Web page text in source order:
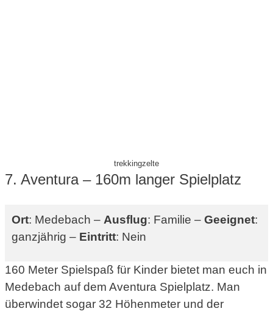
trekkingzelte
7. Aventura – 160m langer Spielplatz
Ort: Medebach – Ausflug: Familie – Geeignet:
ganzjährig – Eintritt: Nein
160 Meter Spielspaß für Kinder bietet man euch in
Medebach auf dem Aventura Spielplatz. Man
überwindet sogar 32 Höhenmeter und der